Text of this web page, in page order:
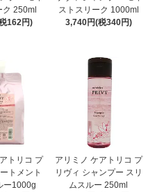
ク 250ml
162円)
ストスリーク 1000ml
3,740円(税340円)
トリコ プ
トメント
ー1000g
アリミノ ケアトリコ プ
リヴィ シャンプー スリ
ムスルー 250ml